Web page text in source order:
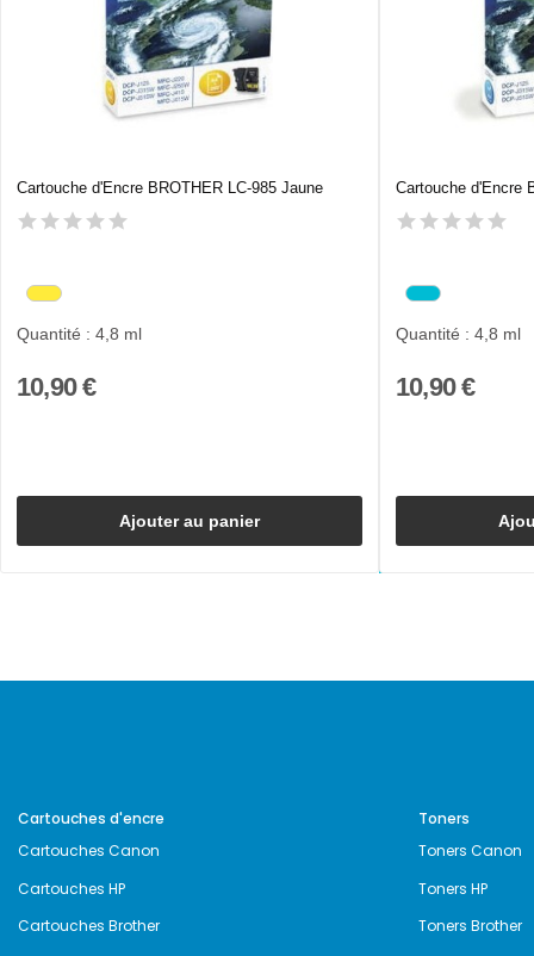
Cartouche d'Encre BROTHER LC-985 Jaune
Quantité : 4,8 ml
10,90 €
Ajouter au panier
Cartouche d'Encre
Quantité : 4,8 ml
10,90 €
Cartouches d'encre
Cartouches Canon
Cartouches HP
Cartouches Brother
Toners
Toners Canon
Toners HP
Toners Brother